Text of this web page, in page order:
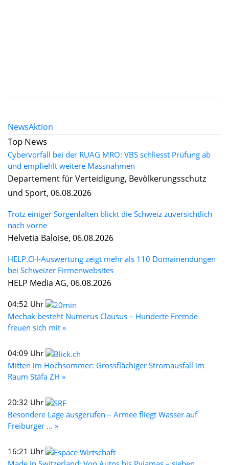
NewsAktion
Top News
Cybervorfall bei der RUAG MRO: VBS schliesst Prüfung ab
und empfiehlt weitere Massnahmen
Departement für Verteidigung, Bevölkerungsschutz
und Sport, 06.08.2026
Trotz einiger Sorgenfalten blickt die Schweiz zuversichtlich
nach vorne
Helvetia Baloise, 06.08.2026
HELP.CH-Auswertung zeigt mehr als 110 Domainendungen
bei Schweizer Firmenwebsites
HELP Media AG, 06.08.2026
04:52 Uhr
Mechak besteht Numerus Clausus – Hunderte Fremde
freuen sich mit »
04:09 Uhr
Mitten im Hochsommer: Grossflächiger Stromausfall im
Raum Stäfa ZH »
20:32 Uhr
Besondere Lage ausgerufen – Armee fliegt Wasser auf
Freiburger ... »
16:21 Uhr